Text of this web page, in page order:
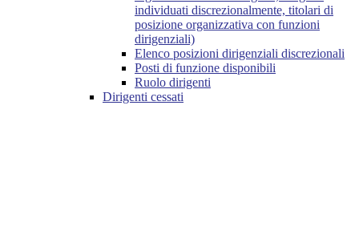
individuati discrezionalmente, titolari di
posizione organizzativa con funzioni
dirigenziali)
Elenco posizioni dirigenziali discrezionali
Posti di funzione disponibili
Ruolo dirigenti
Dirigenti cessati